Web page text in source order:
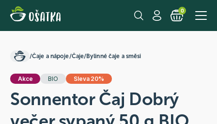
0
/Čaje a nápoje/Čaje/Bylinné čaje a směsi
Akce BIO Sleva 20%
Sonnentor Čaj Dobrý